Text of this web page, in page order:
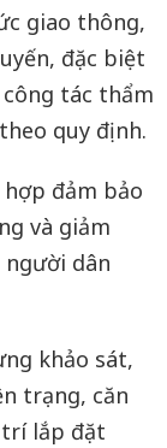
giao thông,
đặc biệt
tác thẩm
quy định.
đảm bảo
và giảm
dân
khảo sát,
trạng, căn
trí lắp đặt